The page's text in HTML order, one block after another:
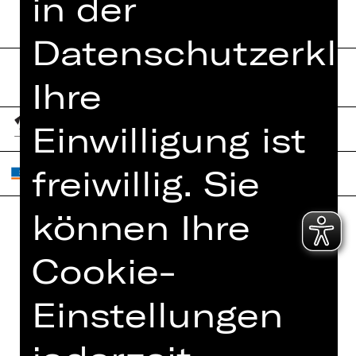
Spielplan
Künstler*innen
Newsletter
Kartenkauf
ZVB/L
AGB
Ihre
Einwilligung ist
freiwillig. Sie
können Ihre
Cookie-
Einstellungen